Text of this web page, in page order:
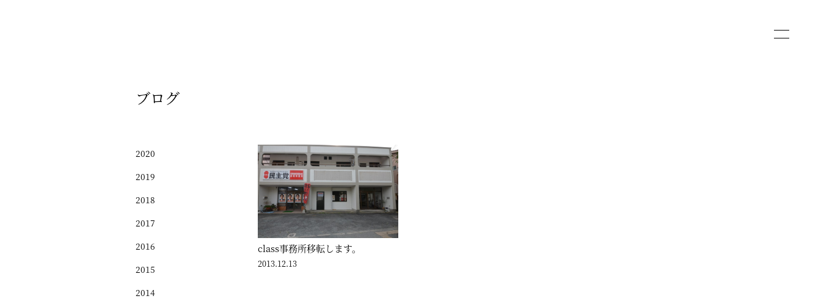
ブログ
2020
2019
2018
2017
2016
2015
2014
class事務所移転します。
2013.12.13